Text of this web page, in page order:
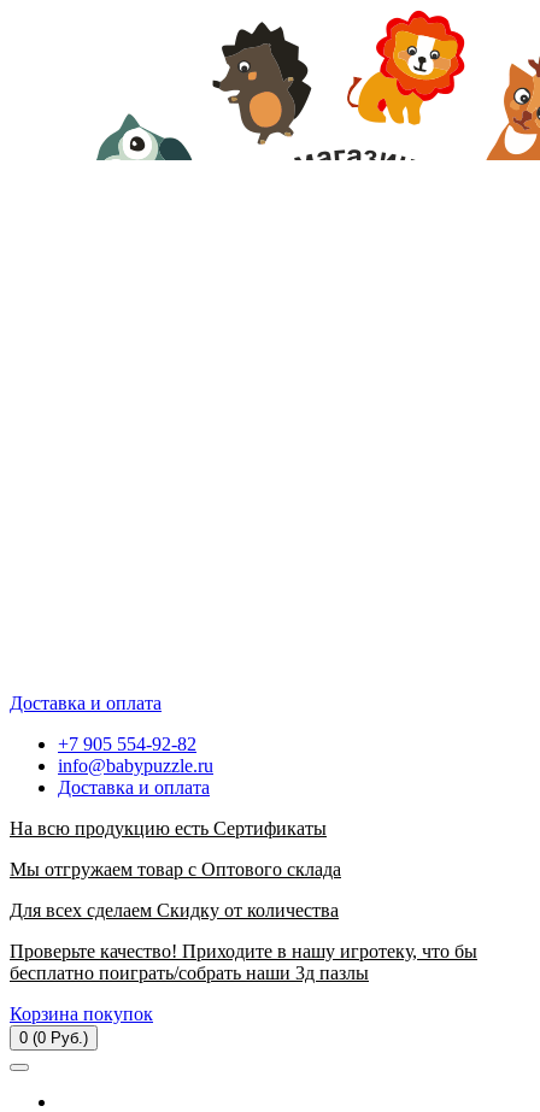
Доставка и оплата
+7 905 554-92-82
info@babypuzzle.ru
Доставка и оплата
На всю продукцию есть Сертификаты
Мы отгружаем товар с Оптового склада
Для всех сделаем Скидку от количества
Проверьте качество! Приходите в нашу игротеку, что бы
бесплатно поиграть/собрать наши 3д пазлы
Корзина покупок
0 (0 Руб.)